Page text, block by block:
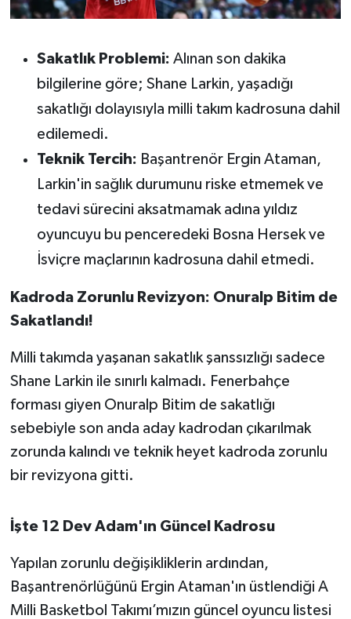
Sakatlık Problemi: Alınan son dakika
bilgilerine göre; Shane Larkin, yaşadığı
sakatlığı dolayısıyla milli takım kadrosuna dahil
edilemedi.
Teknik Tercih: Başantrenör Ergin Ataman,
Larkin'in sağlık durumunu riske etmemek ve
tedavi sürecini aksatmamak adına yıldız
oyuncuyu bu penceredeki Bosna Hersek ve
İsviçre maçlarının kadrosuna dahil etmedi.
Kadroda Zorunlu Revizyon: Onuralp Bitim de
Sakatlandı!
Milli takımda yaşanan sakatlık şanssızlığı sadece
Shane Larkin ile sınırlı kalmadı. Fenerbahçe
forması giyen Onuralp Bitim de sakatlığı
sebebiyle son anda aday kadrodan çıkarılmak
zorunda kalındı ve teknik heyet kadroda zorunlu
bir revizyona gitti.
İşte 12 Dev Adam'ın Güncel Kadrosu
Yapılan zorunlu değişikliklerin ardından,
Başantrenörlüğünü Ergin Ataman'ın üstlendiği A
Milli Basketbol Takımı’mızın güncel oyuncu listesi
TÜRKİYE
VİZYONDAKİLER